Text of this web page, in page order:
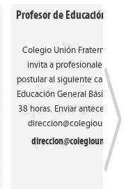
Profesor de Educación
Colegio Unión Fraterna de
invita a profesionales
postular al siguiente cargo:
Educación General Básica.
38 horas. Enviar